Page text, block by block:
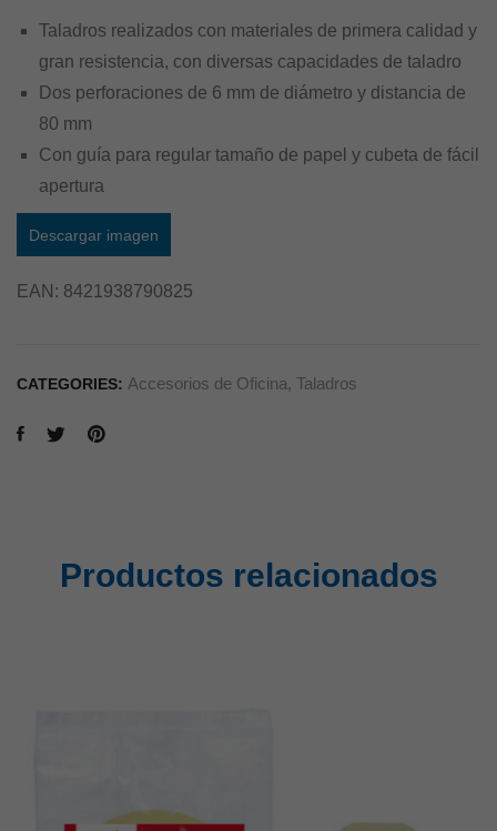
Taladros realizados con materiales de primera calidad y
gran resistencia, con diversas capacidades de taladro
Dos perforaciones de 6 mm de diámetro y distancia de
80 mm
Con guía para regular tamaño de papel y cubeta de fácil
apertura
Descargar imagen
EAN: 8421938790825
CATEGORIES: Accesorios de Oficina, Taladros
Productos relacionados